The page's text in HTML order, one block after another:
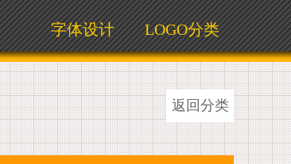
LOGO分类
字体设计
返回分类